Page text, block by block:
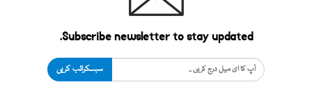
Subscribe newsletter to stay updated.
سبسکرائب کریں